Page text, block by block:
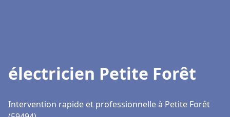
électricien Petite Forêt
Intervention rapide et professionnelle à Petite Forêt